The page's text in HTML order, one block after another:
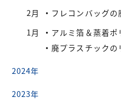
2月
フレコンバッグの
1月
アルミ箔＆蒸着ポ
廃プラスチック
2024年
2023年